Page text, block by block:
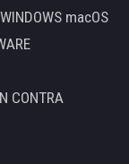
macOS
CONTRA